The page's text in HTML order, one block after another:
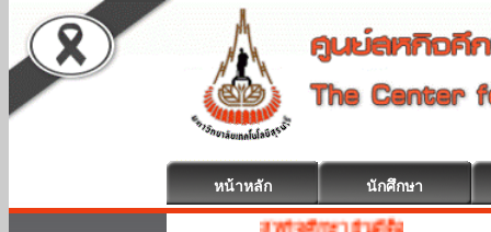
หน้าหลัก นักศึกษา